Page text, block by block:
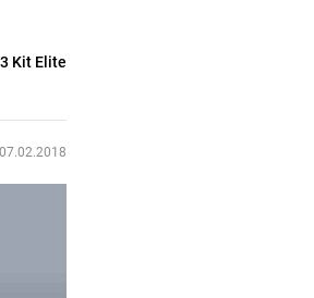
Kit Elite
07.02.2018